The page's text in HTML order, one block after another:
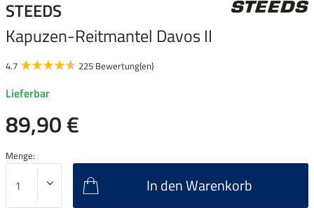
STEEDS
Kapuzen-Reitmantel Davos II
4.7 225 Bewertung(en)
Lieferbar
89,90 €
Menge:
In den Warenkorb